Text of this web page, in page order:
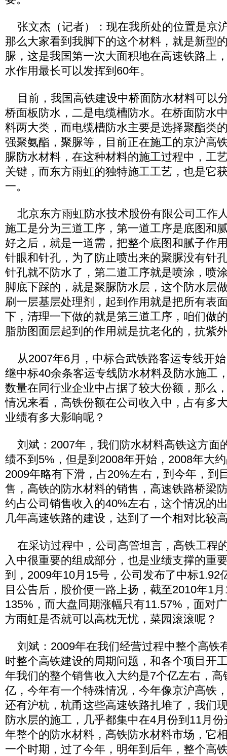
张文杰（记者）：现在我所处的位置是京
那么大家看到我脚下的这个材料，就是新型
脲，这是我国第一次大面积地在高速铁路上
水作用最长可以发挥到60年。
目前，我国高铁建设中桥面防水材料可以
桥面板防水，二是电缆槽防水。在桥面防水
料两大类，而电缆槽防水主要是选择聚酯类
强聚氨酯，聚脲等，目前正在施工的京沪高
脲防水材料，在这种材料的施工过程中，工
关键，而东方雨虹的独特施工工艺，也是它
一。
北京东方雨虹防水技术股份有限公司工作
施工是分为三道工序，第一道工序是底图和
好之后，就是一道需，把整个底图和腻子作
针眼和针孔，为了防止喷出来的聚脲没有针
针孔就不防水了，第二道工序就是喷涂，喷
脚底下踩的，就是聚脲防水层，这个防水层
刷一层基层处理剂，起到作用就是把所有表
下，清理一下做的就是第三道工序，咱们做
脂肪图面层起到的作用就是抗老化的，抗紫
从2007年6月，中标合武铁路客运专线开
继中标40余条客运专线防水材料及防水施工
数量在同行业企业中占据了较大份额，那么
情况来看，高铁份额在公司收入中，占有多
业绩有多大影响呢？
刘斌：2007年，我们防水材料高铁这方面
绩不到5%，但是到2008年开始，2008年大
2009年略有下滑，占20%左右，到今年，到
售，高铁的防水材料的销售，高速铁路桥梁
约占公司销售收入的40%左右，这个情况的
几年高速铁路的建设，达到了一个相对比较
在采访过程中，公司高管坦言，高铁工程
入中很重要的组成部分，也是业绩支撑的重
到，2009年10月15号，公司发布了中标1.92
目公告后，股价便一路上扬，截至2010年1
135%，而大盘同期涨幅只有11.57%，面对
方雨虹是否就可以高枕无忧，菜园滚滚呢？
刘斌：2009年在我们经营过程中整个高铁
时整个高铁建设的周期问题，和各个项目开
年我们的整个销售收入大约是7个亿左右，
亿，今年有一个特殊情况，今年像京沪高铁
还有沪杭，杭甬这些高速铁路扎堆了，我们
防水层的施工，几乎都集中在4月份到11月
年整个的防水材料，高铁防水材料市场，它
一个时期，过了今年，明年到后年，整个高